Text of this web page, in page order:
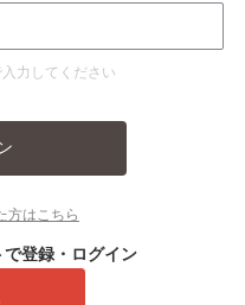
力してください
方はこちら
登録・ログイン